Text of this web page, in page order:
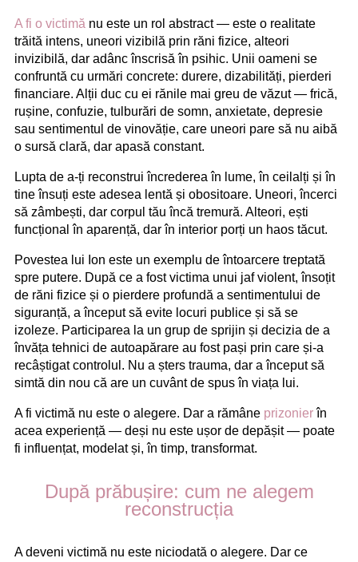
A fi o victimă nu este un rol abstract — este o realitate
trăită intens, uneori vizibilă prin răni fizice, alteori
invizibilă, dar adânc înscrisă în psihic. Unii oameni se
confruntă cu urmări concrete: durere, dizabilități, pierderi
financiare. Alții duc cu ei rănile mai greu de văzut — frică,
rușine, confuzie, tulburări de somn, anxietate, depresie
sau sentimentul de vinovăție, care uneori pare să nu aibă
o sursă clară, dar apasă constant.
Lupta de a-ți reconstrui încrederea în lume, în ceilalți și în
tine însuți este adesea lentă și obositoare. Uneori, încerci
să zâmbești, dar corpul tău încă tremură. Alteori, ești
funcțional în aparență, dar în interior porți un haos tăcut.
Povestea lui Ion este un exemplu de întoarcere treptată
spre putere. După ce a fost victima unui jaf violent, însoțit
de răni fizice și o pierdere profundă a sentimentului de
siguranță, a început să evite locuri publice și să se
izoleze. Participarea la un grup de sprijin și decizia de a
învăța tehnici de autoapărare au fost pași prin care și-a
recâștigat controlul. Nu a șters trauma, dar a început să
simtă din nou că are un cuvânt de spus în viața lui.
A fi victimă nu este o alegere. Dar a rămâne prizonierîn
acea experiență — deși nu este ușor de depășit — poate
fi influențat, modelat și, în timp, transformat.
După prăbușire: cum ne alegem
reconstrucția
A deveni victimă nu este niciodată o alegere. Dar ce